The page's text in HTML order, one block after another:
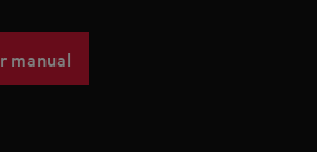
manual